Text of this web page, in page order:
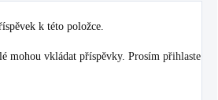
k této položce.
mohou vkládat příspěvky. Prosím přihlaste